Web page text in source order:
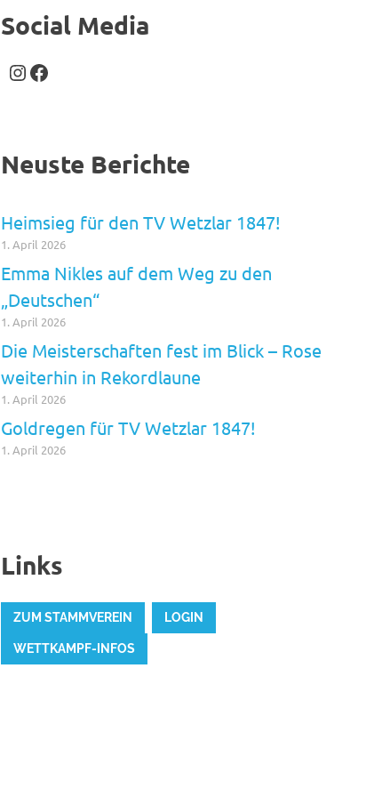
Social Media
Instagram
Facebook
Neuste Berichte
Heimsieg für den TV Wetzlar 1847!
1. April 2026
Emma Nikles auf dem Weg zu den
„Deutschen“
1. April 2026
Die Meisterschaften fest im Blick – Rose
weiterhin in Rekordlaune
1. April 2026
Goldregen für TV Wetzlar 1847!
1. April 2026
Links
ZUM STAMMVEREIN LOGIN
WETTKAMPF-INFOS